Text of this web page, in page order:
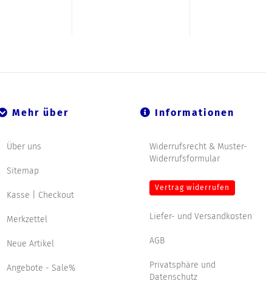
Mehr über
Über uns
Sitemap
Kasse | Checkout
Merkzettel
Neue Artikel
Angebote - Sale%
Informationen
Widerrufsrecht & Muster-
Widerrufsformular
Vertrag widerrufen
Liefer- und Versandkosten
AGB
Privatsphäre und
Datenschutz